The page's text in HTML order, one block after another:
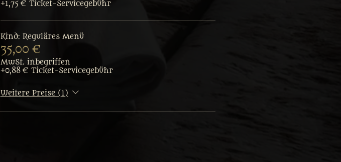
+1,75 € Ticket-Servicegebühr
Kind: Reguläres Menü
35,00 €
MwSt. inbegriffen
+0,88 € Ticket-Servicegebühr
Weitere Preise (1)